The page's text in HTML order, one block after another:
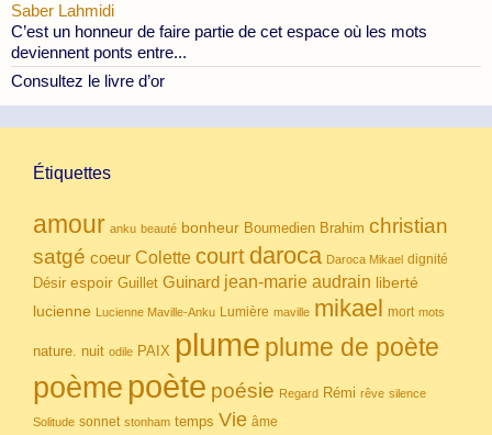
Saber Lahmidi
C’est un honneur de faire partie de cet espace où les mots
deviennent ponts entre...
Consultez le livre d’or
Étiquettes
amour anku beauté bonheur Boumedien Brahim christian
satgé coeur Colette court daroca Daroca Mikael dignité
Désir espoir Guillet Guinard jean-marie audrain liberté
lucienne Lucienne Maville-Anku Lumière maville mikael mort mots
nature. nuit odile PAIX plume plume de poète
poème poète poésie Regard Rémi rêve silence
Solitude sonnet stonham temps Vie âme